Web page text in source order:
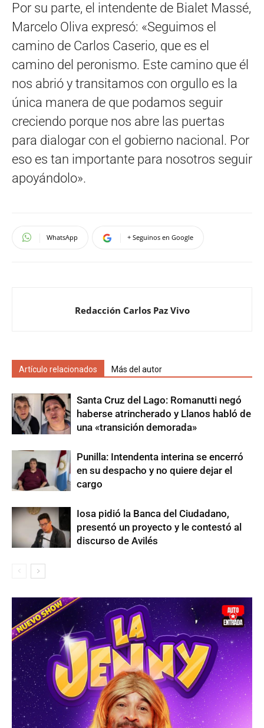
Por su parte, el intendente de Bialet Massé,
Marcelo Oliva expresó: «Seguimos el
camino de Carlos Caserio, que es el
camino del peronismo. Este camino que él
nos abrió y transitamos con orgullo es la
única manera de que podamos seguir
creciendo porque nos abre las puertas
para dialogar con el gobierno nacional. Por
eso es tan importante para nosotros seguir
apoyándolo».
WhatsApp + Seguinos en Google
Redacción Carlos Paz Vivo
Artículo relacionados Más del autor
Santa Cruz del Lago: Romanutti negó
haberse atrincherado y Llanos habló de
una «transición demorada»
Punilla: Intendenta interina se encerró
en su despacho y no quiere dejar el
cargo
Iosa pidió la Banca del Ciudadano,
presentó un proyecto y le contestó al
discurso de Avilés